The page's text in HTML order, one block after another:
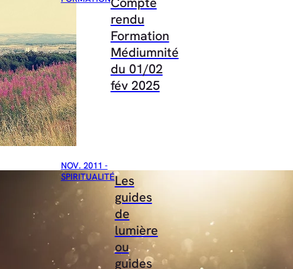
rendu
Formation
Médiumnité
du 01/02
fév 2025
NOV. 2011 -
SPIRITUALITÉLes
guides
de
lumière
ou
guides